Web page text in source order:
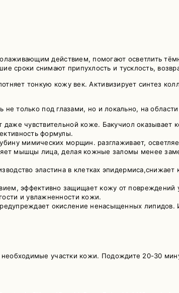
действием, помогают осветлить
снимают припухлость и тусклость,
тонкую кожу век. Активизирует синтез
не только под глазами, но и локально, на
чувствительной коже. Бакучиол оказывает
формулы.
мимических морщин. разглаживает,
мышцы лица, делая кожные заломы менее
эластина в клетках
эффективно защищает кожу от повреждений
и увлажненности кожи.
окисление ненасыщенных
участки кожи. Подождите 20-30